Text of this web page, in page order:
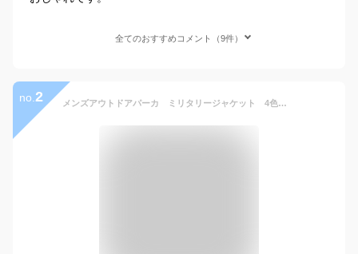
全てのおすすめコメント（9件）
no. 2 メンズアウトドアパーカ ミリタリージャケット 4色 ショート丈 モッズコート カジュアル登山服 やや薄め 格好良い防寒撥水アウター スポーツアウエ ポケットジャケット 春服 秋服 送料無料